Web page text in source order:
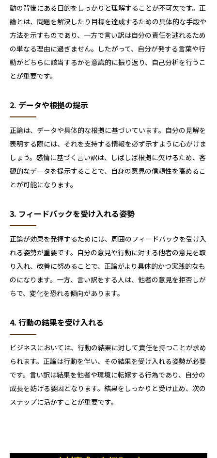
動の背後にある目的をしっかりと理解することが不可欠です。正
論とは、問題を解決したり目標を達成するための具体的な手段や
方法を示すものであり、一方で言い訳は自分の責任を逃れるため
の単なる理由に過ぎません。したがって、自分が発する言葉や行
動がどちらに該当するかを意識的に振り返り、自己分析を行うこ
とが重要です。
2. データや根拠の提示
正論は、データや具体的な根拠に基づいています。 自分の見解を
表明する際には、それを支持する情報を必ず示すように心がけま
しょう。感情に基づく言い訳は、しばしば根拠に欠けるため、客
観的なデータを提示することで、自身の意見の信頼性を高めるこ
とが可能になります。
3. フィードバックを受け入れる姿勢
正論が効果を発揮するためには、周囲のフィードバックを受け入
れる姿勢が重要です。自分の意見や行動に対する他者の意見を取
り入れ、改善に努めることで、正論がより具体的かつ実践的なも
のになります。一方、言い訳をする人は、他者の意見を拒否しが
ちで、変化を恐れる傾向があります。
4. 行動の結果を受け入れる
ビジネスにおいては、行動の結果に対して責任を持つことが求め
られます。正論は行動を伴い、その結果を受け入れる姿勢が必要
です。言い訳は結果を他者や環境に転嫁する行為であり、自分の
成長を妨げる要因となります。結果をしっかりと受け止め、次の
ステップに活かすことが重要です。